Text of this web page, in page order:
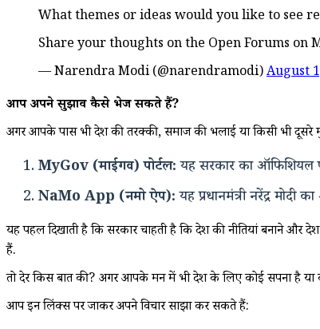
What themes or ideas would you like to see
Share your thoughts on the Open Forums on
— Narendra Modi (@narendramodi)August
आप अपने सुझाव कैसे भेज सकते हैं?
अगर आपके पास भी देश की तरक्की, समाज की भलाई या किसी भी
MyGov (माईगव) पोर्टल:यह सरकार का ऑफिशियल
NaMo App (नमो ऐप):यह प्रधानमंत्री नरेंद्र
यह पहल दिखाती है कि सरकार चाहती है कि देश की नीतियां बनाने
हैं.
तो देर किस बात की? अगर आपके मन में भी देश के लिए कोई सपना है या
आप इन लिंक्स पर जाकर अपने विचार साझा कर सकते हैं: